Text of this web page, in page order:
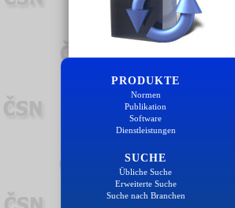
PRODUKTE
Normen
Publikation
Software
Dienstleistungen
SUCHE
Übliche Suche
Erweiterte Suche
Suche nach Branchen